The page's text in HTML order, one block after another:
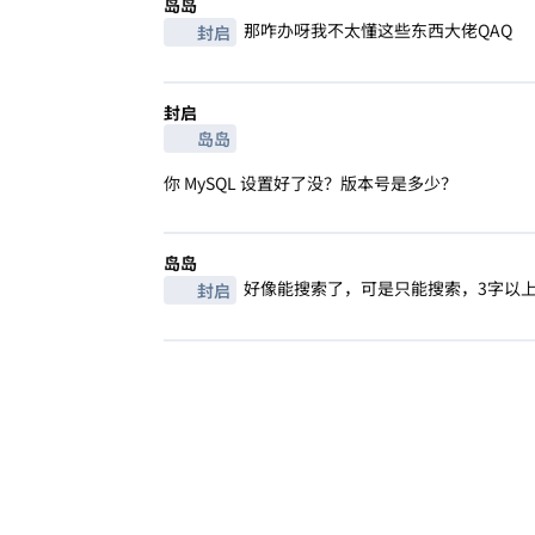
封启 那咋办呀我不太懂这些东西大佬QAQ
封启
岛岛
你 MySQL 设置好了没？版本号是多少？
岛岛
封启 好像能搜索了，可是只能搜索，3字以